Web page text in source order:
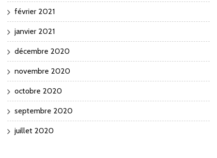
février 2021
janvier 2021
décembre 2020
novembre 2020
octobre 2020
septembre 2020
juillet 2020